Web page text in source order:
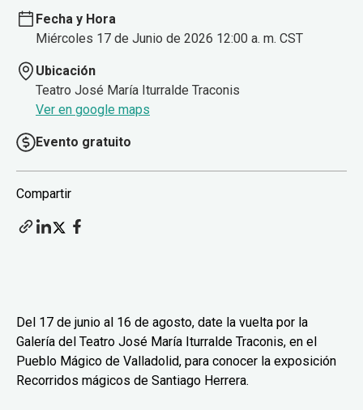
Fecha y Hora
Miércoles 17 de Junio de 2026 12:00 a. m. CST
Ubicación
Teatro José María Iturralde Traconis
Ver en google maps
Evento gratuito
Compartir
Del 17 de junio al 16 de agosto, date la vuelta por la
Galería del Teatro José María Iturralde Traconis, en el
Pueblo Mágico de Valladolid, para conocer la exposición
Recorridos mágicos de Santiago Herrera.